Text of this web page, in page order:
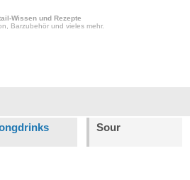
Wissen und Rezepte
Barzubehör und vieles mehr.
Sour